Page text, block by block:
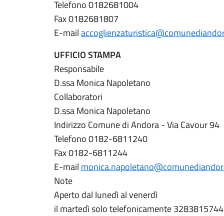
Telefono 0182681004
Fax 0182681807
E-mail
UFFICIO STAMPA
Responsabile
D.ssa Monica Napoletano
Collaboratori
D.ssa Monica Napoletano
Indirizzo Comune di Andora - Via Cavour 94
Telefono 0182-6811240
Fax 0182-6811244
E-mail
Note
Aperto dal lunedì al venerdì
il martedì solo telefonicamente 3283815744